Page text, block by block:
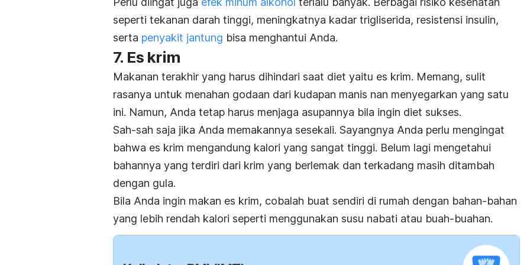
seperti tekanan darah tinggi, meningkatnya kadar trigliserida, resistensi insulin,
serta penyakit jantung bisa menghantui Anda.
7. Es krim
Makanan terakhir yang harus dihindari saat diet yaitu es krim. Memang, sulit
rasanya untuk menahan godaan dari kudapan manis nan menyegarkan yang satu
ini. Namun, Anda tetap harus menjaga asupannya bila ingin diet sukses.
Sah-sah saja jika Anda memakannya sesekali. Sayangnya Anda perlu mengingat
bahwa es krim mengandung kalori yang sangat tinggi. Belum lagi mengetahui
bahannya yang terdiri dari krim yang berlemak dan terkadang masih ditambah
dengan gula.
Bila Anda ingin makan es krim, cobalah buat sendiri di rumah dengan bahan-bahan
yang lebih rendah kalori seperti menggunakan susu nabati atau buah-buahan.